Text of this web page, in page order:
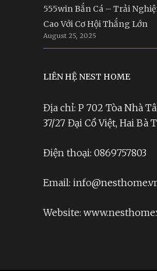
555win Bắn Cá – Trải
Cao Với Cơ Hội Thắng Lớn
August 25, 2025
LIÊN HỆ NEST HOME
Địa chỉ: P 702 Tòa Nhà
37/27 Đại Cồ Việt, Hai Bà
Điện thoại: 0869757803
Email:
Website: